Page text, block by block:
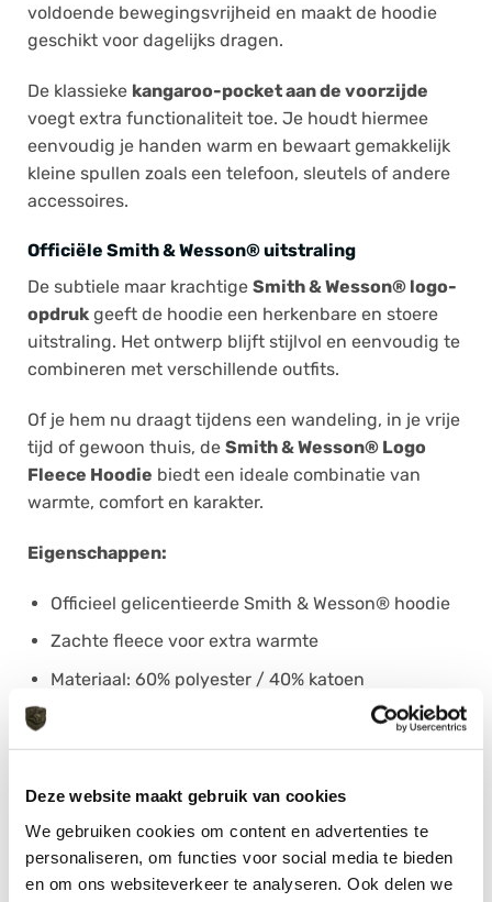
Deze website maakt gebruik van cookies
We gebruiken cookies om content en advertenties te
personaliseren, om functies voor social media te bieden
en om ons websiteverkeer te analyseren. Ook delen we
voldoende bewegingsvrijheid en maakt de hoodie
geschikt voor dagelijks dragen.
De klassieke kangaroo-pocket aan de voorzijde
voegt extra functionaliteit toe. Je houdt hiermee
eenvoudig je handen warm en bewaart gemakkelijk
kleine spullen zoals een telefoon, sleutels of andere
accessoires.
Officiële Smith & Wesson® uitstraling
De subtiele maar krachtige Smith & Wesson® logo-
opdruk geeft de hoodie een herkenbare en stoere
uitstraling. Het ontwerp blijft stijlvol en eenvoudig te
combineren met verschillende outfits.
Of je hem nu draagt tijdens een wandeling, in je vrije
tijd of gewoon thuis, de Smith & Wesson® Logo
Fleece Hoodie biedt een ideale combinatie van
warmte, comfort en karakter.
Eigenschappen:
Officieel gelicentieerde Smith & Wesson® hoodie
Zachte fleece voor extra warmte
Materiaal: 60% polyester / 40% katoen
Praktische kangaroo-pocket
Stoere officiële logo-opdruk
Geschikt voor casual en outdoor gebruik